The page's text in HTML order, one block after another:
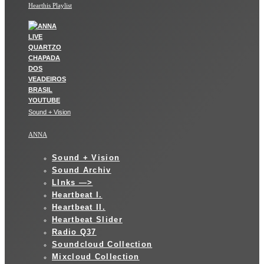
Hearthis Playlist
Sound + Vision
ANNA
Sound + Vision
Sound Archiv
LInks —>
Heartbeat I.
Heartbeat II.
Heartbeat Slider
Radio Q37
Soundcloud Collection
Mixcloud Collection